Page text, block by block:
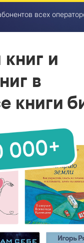
всех
и
в
книги